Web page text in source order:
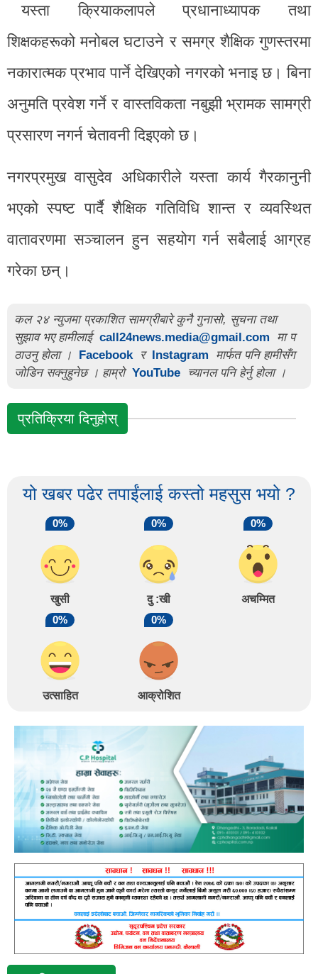
यस्ता क्रियाकलापले प्रधानाध्यापक तथा
शिक्षकहरूको मनोबल घटाउने र समग्र शैक्षिक गुणस्तरमा
नकारात्मक प्रभाव पार्ने देखिएको नगरको भनाइ छ। बिना
अनुमति प्रवेश गर्ने र वास्तविकता नबुझी भ्रामक सामग्री
प्रसारण नगर्न चेतावनी दिइएको छ।
नगरप्रमुख वासुदेव अधिकारीले यस्ता कार्य गैरकानुनी
भएको स्पष्ट पार्दै शैक्षिक गतिविधि शान्त र व्यवस्थित
वातावरणमा सञ्चालन हुन सहयोग गर्न सबैलाई आग्रह
गरेका छन्।
कल २४ न्युजमा प्रकाशित सामग्रीबारे कुनै गुनासो, सुचना तथा
सुझाव भए हामीलाई call24news.media@gmail.com
मा प
ठाउनु होला ।
Facebook र Instagram
मार्फत पनि हामीसँग
जोडिन सक्नुहुनेछ । हाम्रो YouTube च्यानल पनि हेर्नु होला ।
प्रतिक्रिया दिनुहोस्
यो खबर पढेर तपाईंलाई कस्तो महसुस भयो ?
0%
खुसी
0%
दु :खी
0%
अचम्मित
0%
उत्साहित
0%
आक्रोशित